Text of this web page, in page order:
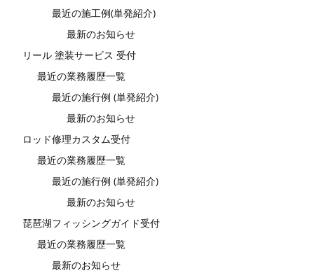
最近の施工例(単発紹介)
最新のお知らせ
リール 塗装サービス 受付
最近の業務履歴一覧
最近の施行例 (単発紹介)
最新のお知らせ
ロッド修理カスタム受付
最近の業務履歴一覧
最近の施行例 (単発紹介)
最新のお知らせ
琵琶湖フィッシングガイド受付
最近の業務履歴一覧
最新のお知らせ